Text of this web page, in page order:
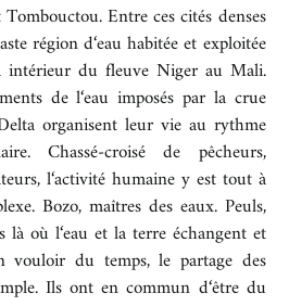
Entre ces cités denses
région d‘eau habitée et exploitée
intérieur du fleuve Niger au Mali.
de l‘eau imposés par la crue
organisent leur vie au rythme
Chassé-croisé de pêcheurs,
l‘activité humaine y est tout à
Bozo, maîtres des eaux. Peuls,
là où l‘eau et la terre échangent et
vouloir du temps, le partage des
Ils ont en commun d‘être du